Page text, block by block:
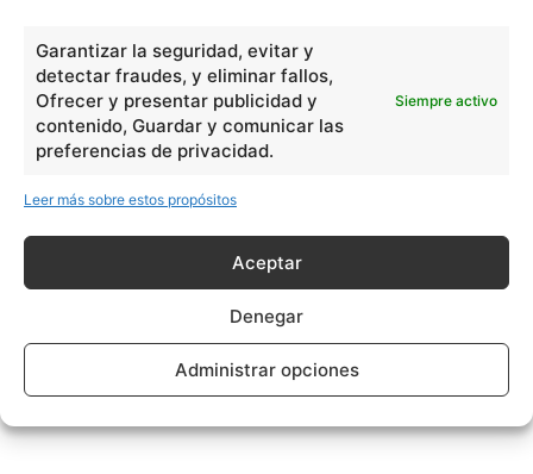
Garantizar la seguridad, evitar y
detectar fraudes, y eliminar fallos,
Ofrecer y presentar publicidad y
contenido, Guardar y comunicar las
preferencias de privacidad.
Siempre activo
Leer más sobre estos propósitos
Aceptar
Denegar
Administrar opciones